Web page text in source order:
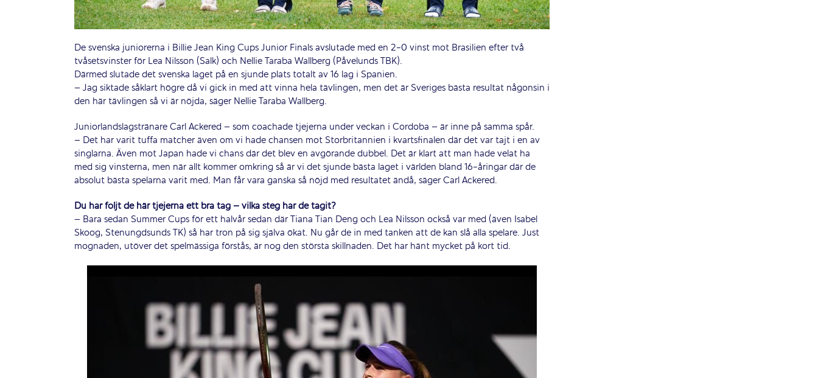
De svenska juniorerna i Billie Jean King Cups Junior Finals avslutade med en 2-0 vinst mot Brasilien efter två
tvåsetsvinster för Lea Nilsson (Salk) och Nellie Taraba Wallberg (Påvelunds TBK).
Därmed slutade det svenska laget på en sjunde plats totalt av 16 lag i Spanien.
– Jag siktade såklart högre då vi gick in med att vinna hela tävlingen, men det är Sveriges bästa resultat någonsin i
den här tävlingen så vi är nöjda, säger Nellie Taraba Wallberg.
Juniorlandslagstränare Carl Ackered – som coachade tjejerna under veckan i Cordoba – är inne på samma spår.
– Det har varit tuffa matcher även om vi hade chansen mot Storbritannien i kvartsfinalen där det var tajt i en av
singlarna. Även mot Japan hade vi chans där det blev en avgörande dubbel. Det är klart att man hade velat ha
med sig vinsterna, men när allt kommer omkring så är vi det sjunde bästa laget i världen bland 16-åringar där de
absolut bästa spelarna varit med. Man får vara ganska så nöjd med resultatet ändå, säger Carl Ackered.
Du har följt de här tjejerna ett bra tag – vilka steg har de tagit?
– Bara sedan Summer Cups för ett halvår sedan där Tiana Tian Deng och Lea Nilsson också var med (även Isabel
Skoog, Stenungdsunds TK) så har tron på sig själva ökat. Nu går de in med tanken att de kan slå alla spelare. Just
mognaden, utöver det spelmässiga förstås, är nog den största skillnaden. Det har hänt mycket på kort tid.